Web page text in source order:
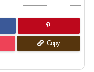
Copy